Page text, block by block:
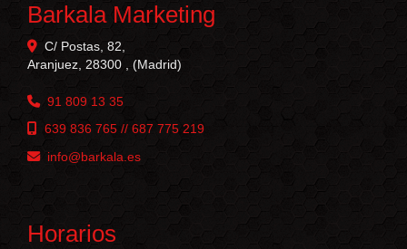
Barkala Marketing
C/ Postas, 82,
Aranjuez 28300 (Madrid)
91 809 13 35
639 836 765 // 687 775 219
info
barkala.es
Horarios